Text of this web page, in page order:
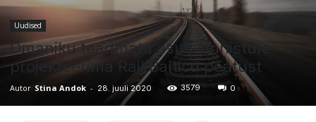
Uudised
Omaniku teadmata asuti kinnistule
projekteerima Rail Balticu peatust
Autor Stina Andok - 28. juuli 2020 3579 0